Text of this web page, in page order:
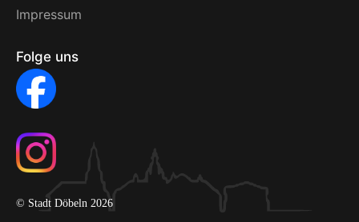
Impressum
Folge uns
© Stadt Döbeln 2026